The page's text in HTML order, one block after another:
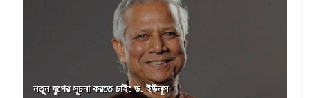
নতুন যুগের সূচনা করতে চাই: ড. ইউনূস